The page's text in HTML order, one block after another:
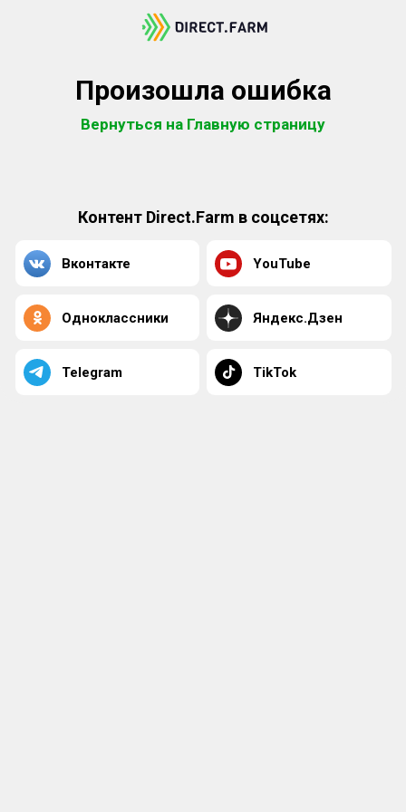
Произошла ошибка
Вернуться на Главную страницу
Контент Direct.Farm в соцсетях:
Вконтакте YouTube
Одноклассники Яндекс.Дзен
Telegram TikTok